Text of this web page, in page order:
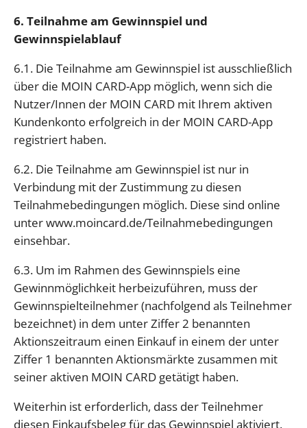
6. Teilnahme am Gewinnspiel und
Gewinnspielablauf
6.1. Die Teilnahme am Gewinnspiel ist ausschließlich
über die MOIN CARD-App möglich, wenn sich die
Nutzer/Innen der MOIN CARD mit Ihrem aktiven
Kundenkonto erfolgreich in der MOIN CARD-App
registriert haben.
6.2. Die Teilnahme am Gewinnspiel ist nur in
Verbindung mit der Zustimmung zu diesen
Teilnahmebedingungen möglich. Diese sind online
unter www.moincard.de/Teilnahmebedingungen
einsehbar.
6.3. Um im Rahmen des Gewinnspiels eine
Gewinnmöglichkeit herbeizuführen, muss der
Gewinnspielteilnehmer (nachfolgend als Teilnehmer
bezeichnet) in dem unter Ziffer 2 benannten
Aktionszeitraum einen Einkauf in einem der unter
Ziffer 1 benannten Aktionsmärkte zusammen mit
seiner aktiven MOIN CARD getätigt haben.
Weiterhin ist erforderlich, dass der Teilnehmer
diesen Einkaufsbeleg für das Gewinnspiel aktiviert.